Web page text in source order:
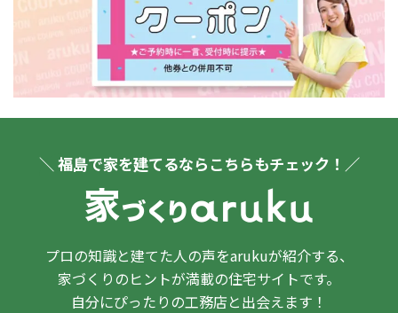
＼ 福島で家を建てるならこちらもチェック！／
プロの知識と建てた人の声をarukuが紹介する、
家づくりのヒントが満載の住宅サイトです。
自分にぴったりの工務店と出会えます！